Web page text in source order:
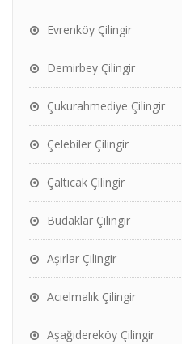
Evrenköy Çilingir
Demirbey Çilingir
Çukurahmediye Çilingir
Çelebiler Çilingir
Çaltıcak Çilingir
Budaklar Çilingir
Aşırlar Çilingir
Acıelmalık Çilingir
Aşağıdereköy Çilingir